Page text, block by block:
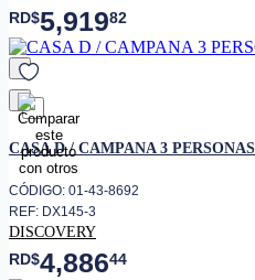
RD$5,91982
favorito
CASA D / CAMPANA 3
CÓDIGO: 01-43-8692
REF: DX145-3
DISCOVERY
RD$4,88644